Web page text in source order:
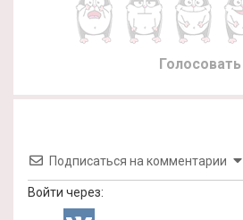
Голосовать
Подписаться на комментарии
Войти через: